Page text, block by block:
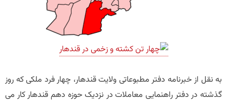
به نقل از خبرنامه دفتر مطبوعاتی ولایت قندهار، چهار فرد ملکی که روز
گذشته در دفتر راهنمایی معاملات در نزدیک حوزه دهم قندهار کار می